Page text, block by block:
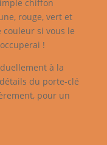
chiffon
rouge, vert et
couleur si vous le
!
à la
du porte-clé
pour un